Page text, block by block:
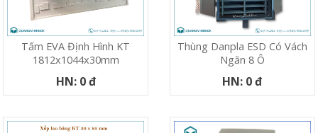
Tấm EVA Định Hình KT
1812x1044x30mm
HN: 0 đ
Thùng Danpla ESD Có Vách
Ngăn 8 Ô
HN: 0 đ